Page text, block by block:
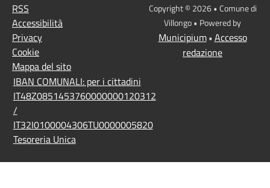
RSS
Accessibilità
Privacy
Cookie
Mappa del sito
IBAN COMUNALI: per i cittadini
IT48Z0851453760000000120312
/
IT32I0100004306TU0000005820
Tesoreria Unica
Copyright © 2026 • Comune di
Villongo • Powered by
Municipium• Accesso
redazione